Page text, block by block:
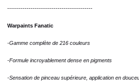
--------------------------------------------
Warpaints Fanatic
-Gamme complète de 216 couleurs
-Formule incroyablement dense en pigments
-Sensation de pinceau supérieure, application en